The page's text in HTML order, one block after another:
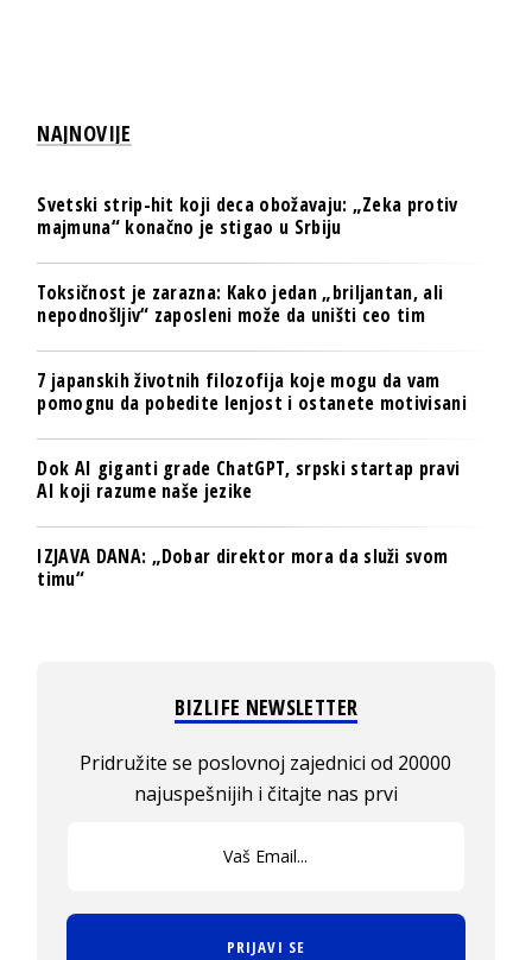
NAJNOVIJE
Svetski strip-hit koji deca obožavaju: „Zeka protiv
majmuna“ konačno je stigao u Srbiju
Toksičnost je zarazna: Kako jedan „briljantan, ali
nepodnošljiv“ zaposleni može da uništi ceo tim
7 japanskih životnih filozofija koje mogu da vam
pomognu da pobedite lenjost i ostanete motivisani
Dok AI giganti grade ChatGPT, srpski startap pravi
AI koji razume naše jezike
IZJAVA DANA: „Dobar direktor mora da služi svom
timu“
BIZLIFE NEWSLETTER
Pridružite se poslovnoj zajednici od 20000
najuspešnijih i čitajte nas prvi
PRIJAVI SE